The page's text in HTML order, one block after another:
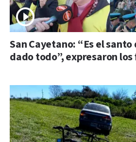
San Cayetano: “Es el santo
dado todo”, expresaron